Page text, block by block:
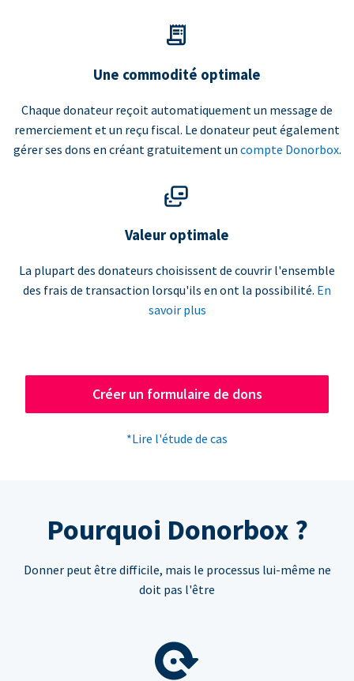
Une commodité optimale
Chaque donateur reçoit automatiquement un message de
remerciement et un reçu fiscal. Le donateur peut également
gérer ses dons en créant gratuitement un compte Donorbox.
Valeur optimale
La plupart des donateurs choisissent de couvrir l'ensemble
des frais de transaction lorsqu'ils en ont la possibilité. En
savoir plus
Créer un formulaire de dons
*Lire l'étude de cas
Pourquoi Donorbox ?
Donner peut être difficile, mais le processus lui-même ne
doit pas l'être